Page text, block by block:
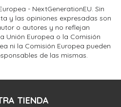
- NextGenerationEU. Sin
y las opiniones expresadas son
o autores y no reflejan
Unión Europea o la Comisión
ni la Comisión Europea pueden
de las mismas.
TIENDA